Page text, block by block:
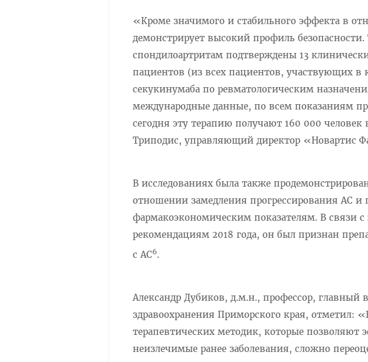
«Кроме значимого и стабильного эффекта в
демонстрирует высокий профиль
спондилоартритам подтверждены 13
пациентов (из всех пациентов, участвующих в
секукинумаба по ревматологическим
международные данные, по всем показаниям
сегодня эту терапию получают 160 000
Триподис, управляющий директор «Новартис
В исследованиях была также
отношении замедления прогрессирования АС и
фармакоэкономическим показателям. В связи
рекомендациям 2018 года, он был признан
с АС6.
Александр Дубиков, д.м.н., профессор, главный
здравоохранения Приморского края, отметил:
терапевтических методик, которые позволяют
неизлечимые ранее заболевания, сложно